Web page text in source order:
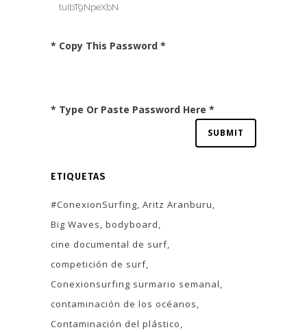
* Copy This Password *
* Type Or Paste Password Here *
ETIQUETAS
#ConexionSurfing Aritz Aranburu
Big Waves bodyboard
cine documental de surf
competición de surf
Conexionsurfing surmario semanal
contaminación de los océanos
Contaminación del plástico